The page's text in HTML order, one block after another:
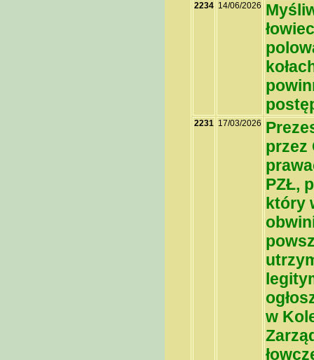
2234 14/06/2026
2231 17/03/2026
przez
PZŁ,
który
w